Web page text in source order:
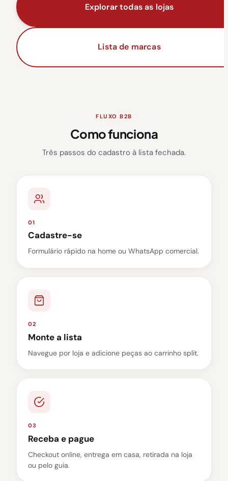
Explorar todas as lojas
Lista de marcas
FLUXO B2B
Como funciona
Três passos do cadastro à lista fechada.
01
Cadastre-se
Formulário rápido na home ou WhatsApp comercial.
02
Monte a lista
Navegue por loja e adicione peças ao carrinho split.
03
Receba e pague
Checkout online, entrega em casa, retirada na loja
ou pelo guia.